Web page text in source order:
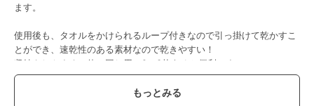
ます。
使用後も、タオルをかけられるループ付きなので引っ掛けて乾かすこ
とができ、速乾性のある素材なので乾きやすい！
収納もしやすく、使い回し用に2～3枚あると便利です。
この商品は、不良品のみ返品を承ります